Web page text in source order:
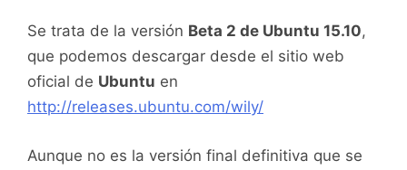
Se trata de la versión Beta 2 de Ubuntu 15.10,
que podemos descargar desde el sitio web
oficial de Ubuntu en
http://releases.ubuntu.com/wily/
Aunque no es la versión final definitiva que se